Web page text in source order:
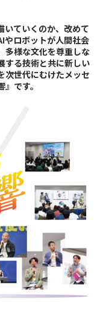
いていくのか、改めて
やロボットが人間社会
多様な文化を尊重しな
する技術と共に新しい
次世代にむけたメッセ
です。